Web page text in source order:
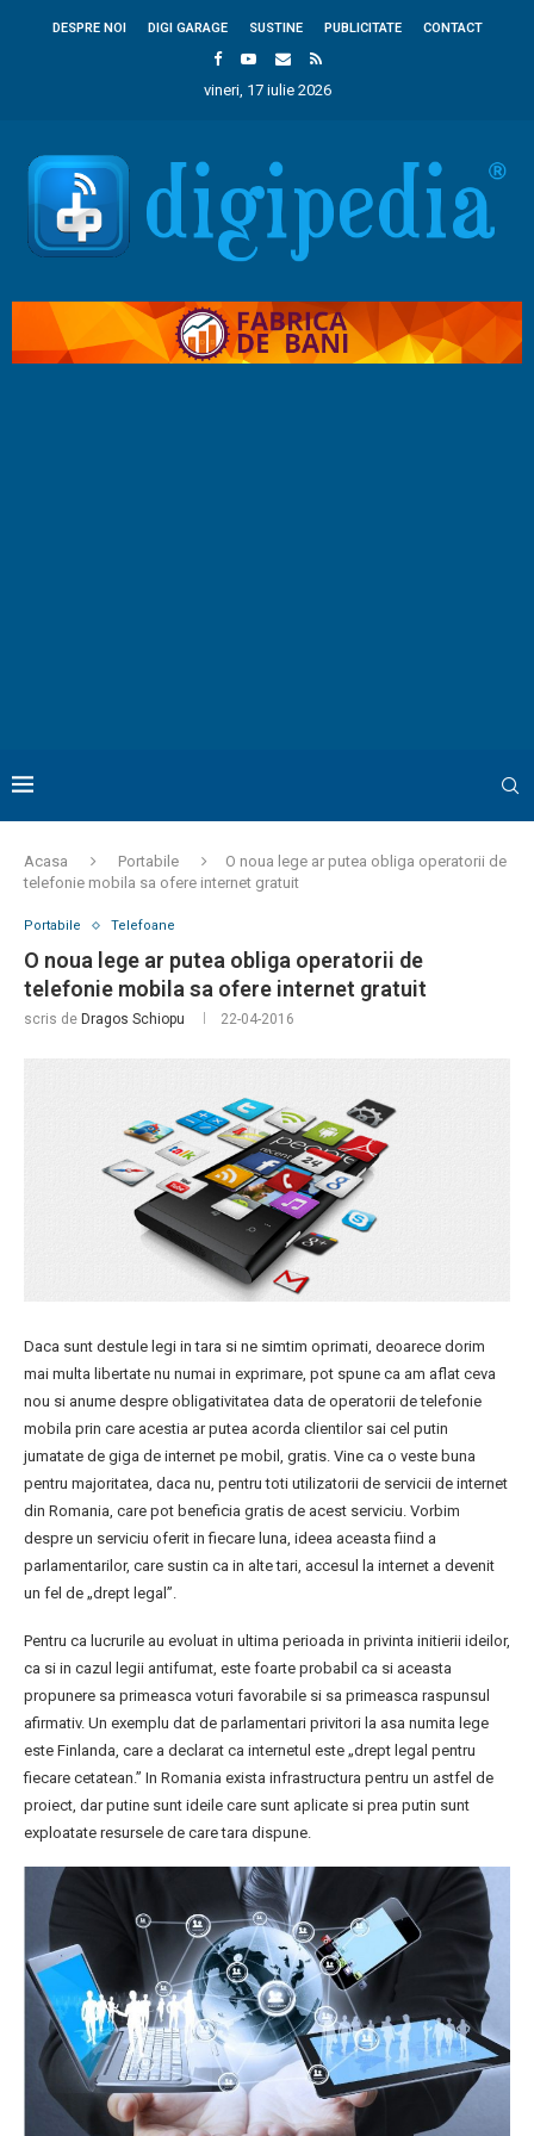
DESPRE NOI DIGI GARAGE SUSTINE PUBLICITATE CONTACT
vineri, 17 iulie 2026
Acasa Portabile
O noua lege ar putea obliga operatorii de
telefonie mobila sa ofere internet gratuit
Portabile Telefoane
O noua lege ar putea obliga operatorii de
telefonie mobila sa ofere internet gratuit
scris de Dragos Schiopu 22-04-2016
Daca sunt destule legi in tara si ne simtim oprimati, deoarece dorim
mai multa libertate nu numai in exprimare, pot spune ca am aflat ceva
nou si anume despre obligativitatea data de operatorii de telefonie
mobila prin care acestia ar putea acorda clientilor sai cel putin
jumatate de giga de internet pe mobil, gratis. Vine ca o veste buna
pentru majoritatea, daca nu, pentru toti utilizatorii de servicii de internet
din Romania, care pot beneficia gratis de acest serviciu. Vorbim
despre un serviciu oferit in fiecare luna, ideea aceasta fiind a
parlamentarilor, care sustin ca in alte tari, accesul la internet a devenit
un fel de „drept legal”.
Pentru ca lucrurile au evoluat in ultima perioada in privinta initierii ideilor,
ca si in cazul legii antifumat, este foarte probabil ca si aceasta
propunere sa primeasca voturi favorabile si sa primeasca raspunsul
afirmativ. Un exemplu dat de parlamentari privitori la asa numita lege
este Finlanda, care a declarat ca internetul este „drept legal pentru
fiecare cetatean.” In Romania exista infrastructura pentru un astfel de
proiect, dar putine sunt ideile care sunt aplicate si prea putin sunt
exploatate resursele de care tara dispune.